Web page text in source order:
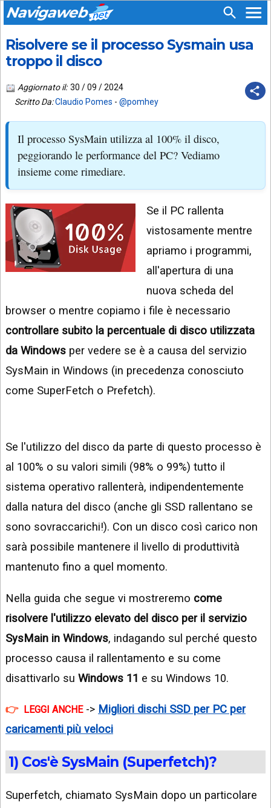
Navigaweb
HOME
SIAMO
SUPPORTO
CONTATTA
PIÙ
LETTI
ULTIMI
POST
ARCHIVIO
VIDEO
ARGOMENTI:
IPHONE
ANDROID
AI
WINDOWS
STRUMENTI
SEGUICI
SU:
APP
ANDROID
EMAIL
TELEGRAM
TIKTOK
YOUTUBE
X
INSTAGRAM
NEWS
LINKEDIN
Risolvere se il processo Sysmain usa
troppo il disco
Aggiornato il: 30 / 09 / 2024
Scritto Da:Claudio Pomes - @pomhey
Il processo SysMain utilizza al 100% il disco,
peggiorando le performance del PC? Vediamo
insieme come rimediare.
Se il PC rallenta
vistosamente mentre
apriamo i programmi,
all'apertura di una
nuova scheda del
browser o mentre copiamo i file è necessario
controllare subito la percentuale di disco utilizzata
da Windows per vedere se è a causa del servizio
SysMain in Windows (in precedenza conosciuto
come SuperFetch o Prefetch).
Se l'utilizzo del disco da parte di questo processo è
al 100% o su valori simili (98% o 99%) tutto il
sistema operativo rallenterà, indipendentemente
dalla natura del disco (anche gli SSD rallentano se
sono sovraccarichi!). Con un disco così carico non
sarà possibile mantenere il livello di produttività
mantenuto fino a quel momento.
Nella guida che segue vi mostreremo come
risolvere l'utilizzo elevato del disco per il servizio
SysMain in Windows, indagando sul perché questo
processo causa il rallentamento e su come
disattivarlo su Windows 11 e su Windows 10.
LEGGI ANCHE-> Migliori dischi SSD per PC per
caricamenti più veloci
1) Cos'è SysMain (Superfetch)?
Superfetch, chiamato SysMain dopo un particolare